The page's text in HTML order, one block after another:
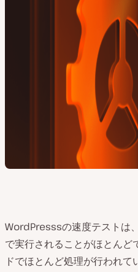
WordPresssの速度テストは
で実行されることがほとんど
ドでほとんど処理が行われ